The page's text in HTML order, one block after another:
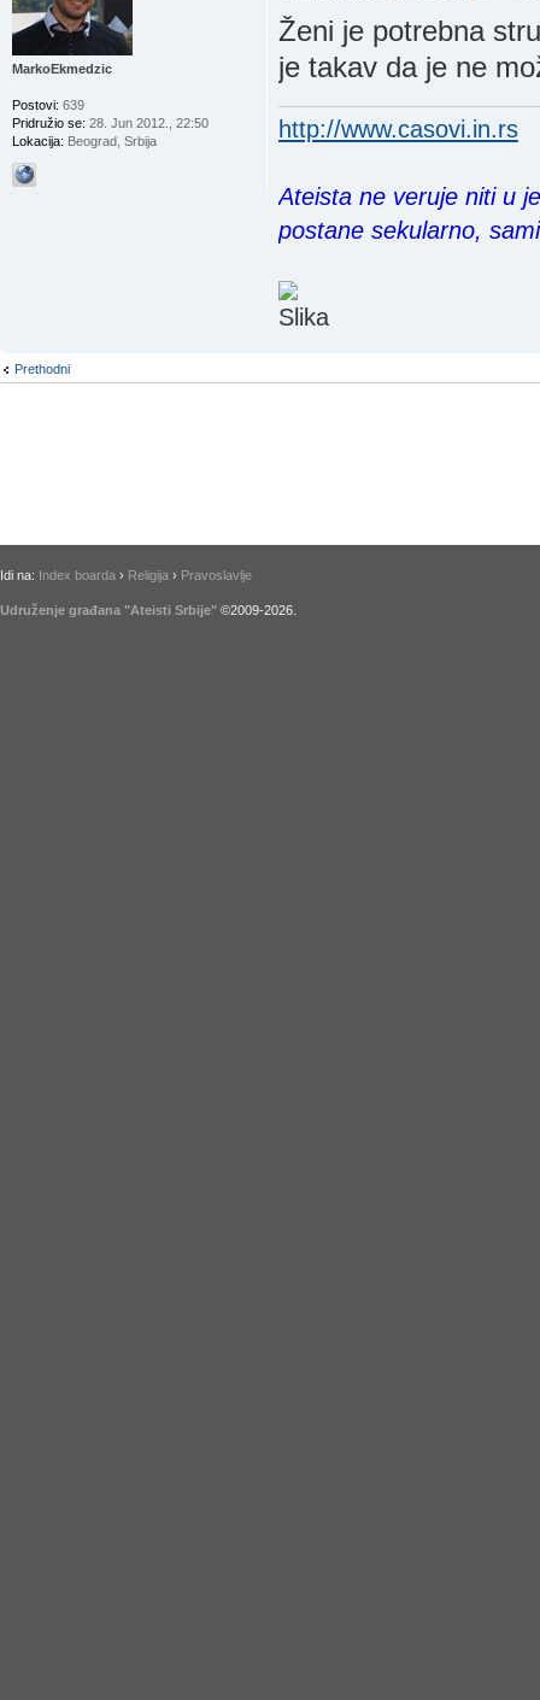
Ženi je potrebna
je takav da je ne
http://www.casovi.in.rs
Ateista ne veruje niti u
postane sekularno,
MarkoEkmedzic
Postovi: 639
Pridružio se: 28. Jun 2012., 22:50
Lokacija: Beograd, Srbija
Prethodni
Idi na: Index boarda › Religija › Pravoslavlje
Udruženje građana "Ateisti Srbije" ©2009-2026